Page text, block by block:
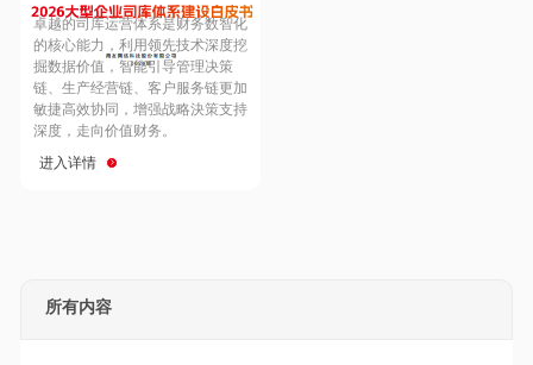
Hungary
Hong Kong
卓越的司库运营体系是财务数智化
的核心能力，利用领先技术深度挖
掘数据价值，智能引导管理决策
链、生产经营链、客户服务链更加
敏捷高效协同，增强战略決策支持
深度，走向价值财务。
进入详情
所有内容